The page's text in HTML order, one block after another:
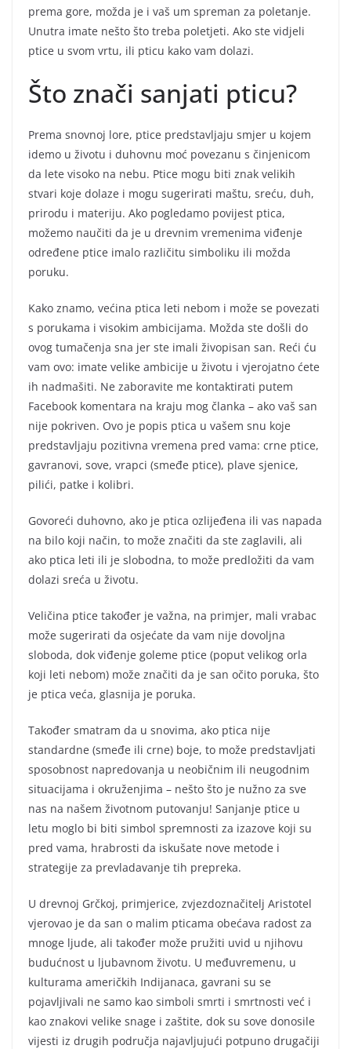
prema gore, možda je i vaš um spreman za poletanje.
Unutra imate nešto što treba poletjeti. Ako ste vidjeli
ptice u svom vrtu, ili pticu kako vam dolazi.
Što znači sanjati pticu?
Prema snovnoj lore, ptice predstavljaju smjer u kojem
idemo u životu i duhovnu moć povezanu s činjenicom
da lete visoko na nebu. Ptice mogu biti znak velikih
stvari koje dolaze i mogu sugerirati maštu, sreću, duh,
prirodu i materiju. Ako pogledamo povijest ptica,
možemo naučiti da je u drevnim vremenima viđenje
određene ptice imalo različitu simboliku ili možda
poruku.
Kako znamo, većina ptica leti nebom i može se povezati
s porukama i visokim ambicijama. Možda ste došli do
ovog tumačenja sna jer ste imali živopisan san. Reći ću
vam ovo: imate velike ambicije u životu i vjerojatno ćete
ih nadmašiti. Ne zaboravite me kontaktirati putem
Facebook komentara na kraju mog članka – ako vaš san
nije pokriven. Ovo je popis ptica u vašem snu koje
predstavljaju pozitivna vremena pred vama: crne ptice,
gavranovi, sove, vrapci (smeđe ptice), plave sjenice,
pilići, patke i kolibri.
Govoreći duhovno, ako je ptica ozlijeđena ili vas napada
na bilo koji način, to može značiti da ste zaglavili, ali
ako ptica leti ili je slobodna, to može predložiti da vam
dolazi sreća u životu.
Veličina ptice također je važna, na primjer, mali vrabac
može sugerirati da osjećate da vam nije dovoljna
sloboda, dok viđenje goleme ptice (poput velikog orla
koji leti nebom) može značiti da je san očito poruka, što
je ptica veća, glasnija je poruka.
Također smatram da u snovima, ako ptica nije
standardne (smeđe ili crne) boje, to može predstavljati
sposobnost napredovanja u neobičnim ili neugodnim
situacijama i okruženjima – nešto što je nužno za sve
nas na našem životnom putovanju! Sanjanje ptice u
letu moglo bi biti simbol spremnosti za izazove koji su
pred vama, hrabrosti da iskušate nove metode i
strategije za prevladavanje tih prepreka.
U drevnoj Grčkoj, primjerice, zvjezdoznačitelj Aristotel
vjerovao je da san o malim pticama obećava radost za
mnoge ljude, ali također može pružiti uvid u njihovu
budućnost u ljubavnom životu. U međuvremenu, u
kulturama američkih Indijanaca, gavrani su se
pojavljivali ne samo kao simboli smrti i smrtnosti već i
kao znakovi velike snage i zaštite, dok su sove donosile
vijesti iz drugih područja najavljujući potpuno drugačiji